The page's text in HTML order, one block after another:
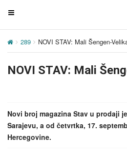
T
g
e
i
g
a
289 NOVI STAV: Mali Šengen-
NOVI STAV: Mali
Novi broj magazina Stav u prodaji
Sarajevu, a od četvrtka, 17.
Hercegovine.